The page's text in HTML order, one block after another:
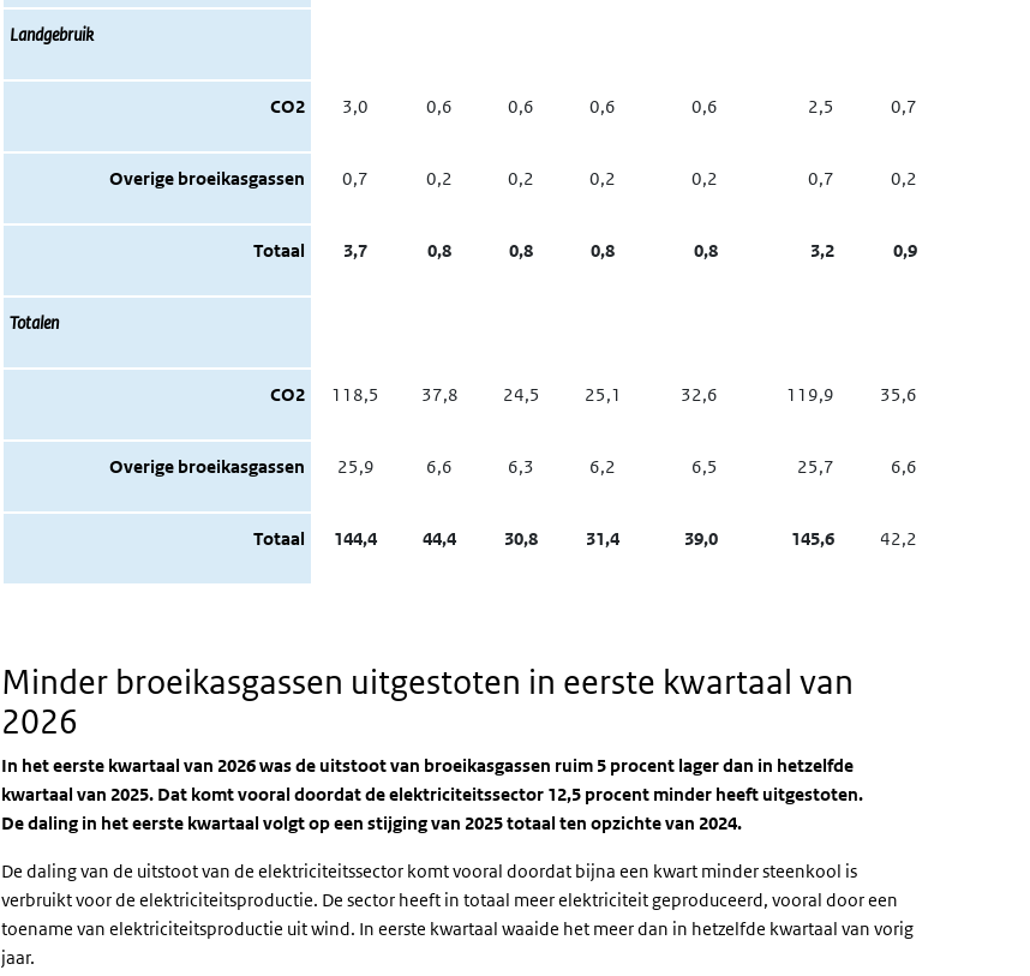
Landgebruik
CO2 3,0 0,6 0,6 0,6 0,6 2,5 0,7
Overige broeikasgassen 0,7 0,2 0,2 0,2 0,2 0,7 0,2
Totaal 3,7 0,8 0,8 0,8 0,8 3,2 0,9
Totalen
CO2 118,5 37,8 24,5 25,1 32,6 119,9 35,6
Overige broeikasgassen 25,9 6,6 6,3 6,2 6,5 25,7 6,6
Totaal 144,4 44,4 30,8 31,4 39,0 145,6 42,2
Minder broeikasgassen uitgestoten in eerste kwartaal van
2026
In het eerste kwartaal van 2026 was de uitstoot van broeikasgassen ruim 5 procent lager dan in hetzelfde
kwartaal van 2025. Dat komt vooral doordat de elektriciteitssector 12,5 procent minder heeft uitgestoten.
De daling in het eerste kwartaal volgt op een stijging van 2025 totaal ten opzichte van 2024.
De daling van de uitstoot van de elektriciteitssector komt vooral doordat bijna een kwart minder steenkool is
verbruikt voor de elektriciteitsproductie. De sector heeft in totaal meer elektriciteit geproduceerd, vooral door een
toename van elektriciteitsproductie uit wind. In eerste kwartaal waaide het meer dan in hetzelfde kwartaal van vorig
jaar.